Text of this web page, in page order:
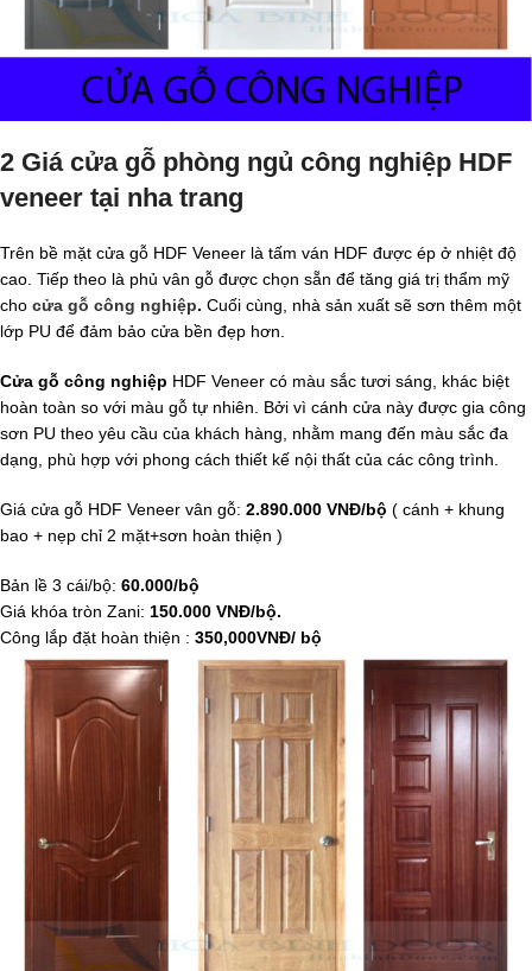
2 Giá cửa gỗ phòng ngủ công nghiệp HDF
veneer tại nha trang
Trên bề mặt cửa gỗ HDF Veneer là tấm ván HDF được ép ở nhiệt độ
cao. Tiếp theo là phủ vân gỗ được chọn sẵn để tăng giá trị thẩm mỹ
cho cửa gỗ công nghiệp. Cuối cùng, nhà sản xuất sẽ sơn thêm một
lớp PU để đảm bảo cửa bền đẹp hơn.
Cửa gỗ công nghiệp HDF Veneer có màu sắc tươi sáng, khác biệt
hoàn toàn so với màu gỗ tự nhiên. Bởi vì cánh cửa này được gia công
sơn PU theo yêu cầu của khách hàng, nhằm mang đến màu sắc đa
dạng, phù hợp với phong cách thiết kế nội thất của các công trình.
Giá cửa gỗ HDF Veneer vân gỗ: 2.890.000 VNĐ/bộ ( cánh + khung
bao + nẹp chỉ 2 mặt+sơn hoàn thiện )
Bản lề 3 cái/bộ: 60.000/bộ
Giá khóa tròn Zani: 150.000 VNĐ/bộ.
Công lắp đặt hoàn thiện : 350,000VNĐ/ bộ